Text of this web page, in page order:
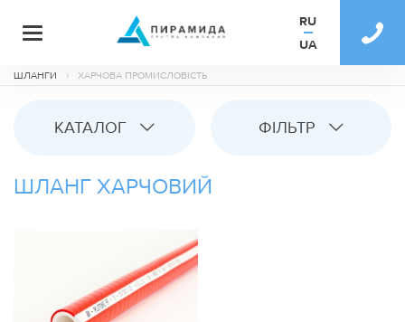
RU
UA
ШЛАНГИ ХАРЧОВА ПРОМИСЛОВІСТЬ
КАТАЛОГ ФІЛЬТР
ШЛАНГ ХАРЧОВИЙ